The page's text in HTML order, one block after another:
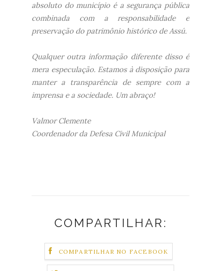
absoluto do município é a segurança pública
combinada com a responsabilidade e
preservação do patrimônio histórico de Assú.
​Qualquer outra informação diferente disso é
mera especulação. Estamos à disposição para
manter a transparência de sempre com a
imprensa e a sociedade. Um abraço!
Valmor Clemente
Coordenador da Defesa Civil Municipal
COMPARTILHAR:
COMPARTILHAR NO FACEBOOK